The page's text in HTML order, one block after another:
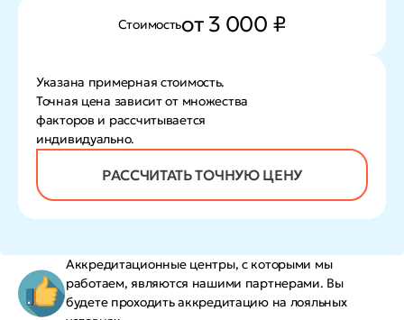
Стоимостьот 3 000 ₽
Указана примерная стоимость.
Точная цена зависит от множества
факторов и рассчитывается
индивидуально.
РАССЧИТАТЬ ТОЧНУЮ ЦЕНУ
Аккредитационные центры, с которыми мы
работаем, являются нашими партнерами. Вы
будете проходить аккредитацию на лояльных